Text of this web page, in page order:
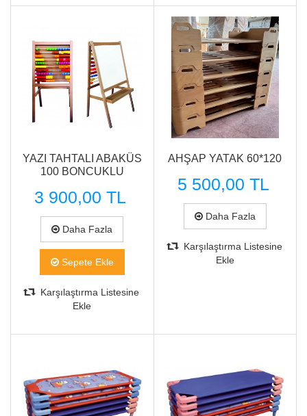
YAZI TAHTALI ABAKÜS
100 BONCUKLU
3 900,00 TL
Daha Fazla
Sepete Ekle
Karşılaştırma Listesine
Ekle
AHŞAP YATAK 60*120
5 500,00 TL
Daha Fazla
Karşılaştırma Listesine
Ekle
Hızlı Görünüm